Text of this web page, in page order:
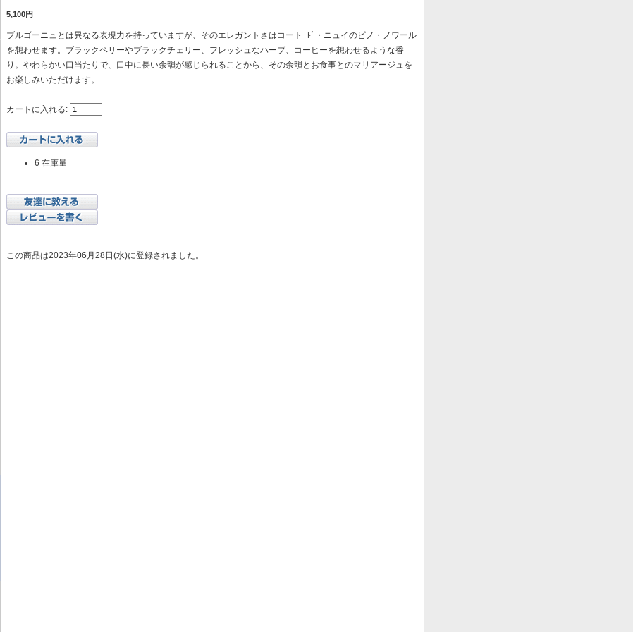
5,100円
ブルゴーニュとは異なる表現力を持っていますが、そのエレガントさはコート･ﾄﾞ・ニュイのピノ・ノワール
を想わせます。ブラックベリーやブラックチェリー、フレッシュなハーブ、コーヒーを想わせるような香
り。やわらかい口当たりで、口中に長い余韻が感じられることから、その余韻とお食事とのマリアージュを
お楽しみいただけます。
カートに入れる:
6 在庫量
この商品は2023年06月28日(水)に登録されました。